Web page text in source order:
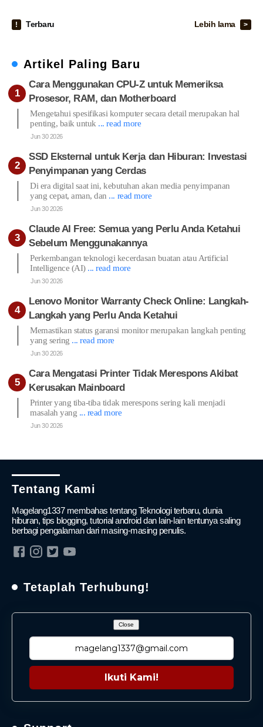
Terbaru Lebih lama
Artikel Paling Baru
Cara Menggunakan CPU-Z untuk Memeriksa
Prosesor, RAM, dan Motherboard
Mengetahui spesifikasi komputer secara detail merupakan hal
penting, baik untuk ... read more
Jun 30 2026
SSD Eksternal untuk Kerja dan Hiburan: Investasi
Penyimpanan yang Cerdas
Di era digital saat ini, kebutuhan akan media penyimpanan
yang cepat, aman, dan ... read more
Jun 30 2026
Claude AI Free: Semua yang Perlu Anda Ketahui
Sebelum Menggunakannya
Perkembangan teknologi kecerdasan buatan atau Artificial
Intelligence (AI) ... read more
Jun 30 2026
Lenovo Monitor Warranty Check Online: Langkah-
Langkah yang Perlu Anda Ketahui
Memastikan status garansi monitor merupakan langkah penting
yang sering ... read more
Jun 30 2026
Cara Mengatasi Printer Tidak Merespons Akibat
Kerusakan Mainboard
Printer yang tiba-tiba tidak merespons sering kali menjadi
masalah yang ... read more
Jun 30 2026
Tentang Kami
Magelang1337 membahas tentang Teknologi terbaru, dunia
hiburan, tips blogging, tutorial android dan lain-lain tentunya saling
berbagi pengalaman dari masing-masing penulis.
Tetaplah Terhubung!
Ikuti Kami!
Close